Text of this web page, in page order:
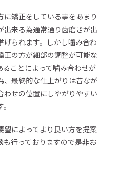
に矯正をしている事をあまり
出来る為通常通り歯磨きが出
られます。しかし噛み合わ
正の方が細部の調整が可能な
ことによって噛み合わせが
、最終的な仕上がりは昔なが
わせの位置にしやがりやすい
望によってより良い方を提案
も行っておりますので是非お